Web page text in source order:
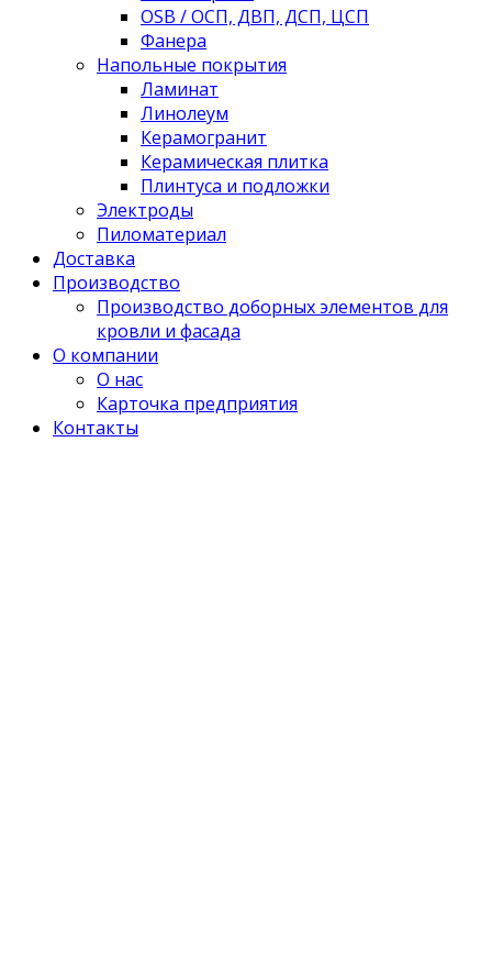
OSB / ОСП, ДВП, ДСП, ЦСП
Фанера
Напольные покрытия
Ламинат
Линолеум
Керамогранит
Керамическая плитка
Плинтуса и подложки
Электроды
Пиломатериал
Доставка
Производство
Производство доборных элементов для
кровли и фасада
О компании
О нас
Карточка предприятия
Контакты